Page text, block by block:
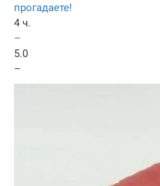
прогадаете!
4 ч.
–
5.0
–